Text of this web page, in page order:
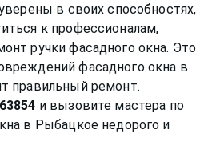
в своих способностях,
к профессионалам,
ручки фасадного окна. Это
фасадного окна в
правильный ремонт.
и вызовите мастера по
в Рыбацкое недорого и